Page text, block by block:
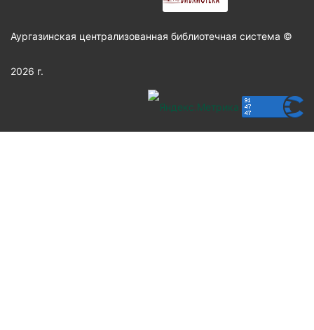
Аургазинская централизованная библиотечная система ©
2026 г.